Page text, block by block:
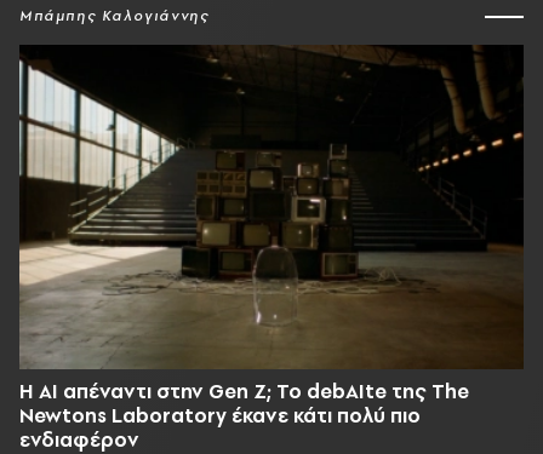
Μπάμπης Καλογιάννης
Η AI απέναντι στην Gen Z; Το debAIte της The
Newtons Laboratory έκανε κάτι πολύ πιο
ενδιαφέρον